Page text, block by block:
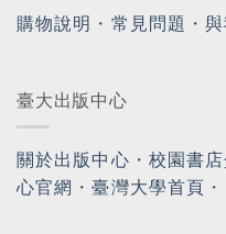
購物說明 ・ 常見問題 ・
臺大出版中心
關於出版中心 ・ 校園書店
心官網 ・臺灣大學首頁 ・